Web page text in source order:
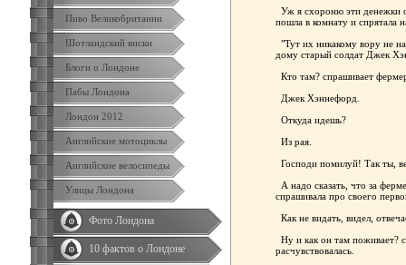
Пиво Великобритании
Шотландский виски
Блоги о Лондоне
Пабы Лондона
Лондон 2012
Английские мотоциклы
Английские велосипеды
Улицы Лондона
Фото Лондона
10 фактов о Лондоне
Уж я схороню эти денежки
пошла в комнату и спрятала
"Тут их никакому вору не
дому старый солдат Джек
Кто там? спрашивает
Джек Хэннефорд.
Откуда идешь?
Из рая.
Господи помилуй! Так ты,
А надо сказать, что за
спрашивала про своего
Как не видать, видел,
Ну и как он там поживает?
расчувствовалась.